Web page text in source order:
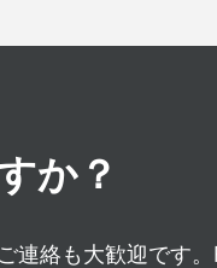
か？
連絡も大歓迎です。